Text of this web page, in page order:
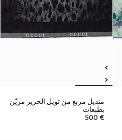
منديل مربع من تويل الحرير مزيّن
بطبعات
€ 500